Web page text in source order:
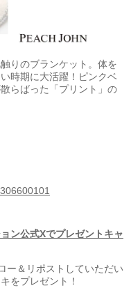
りのブランケット。体を
時期に大活躍！ピンクベ
らばった「プリント」の
ン公式Xでプレゼントキャ
ー＆リポストしていただい
をプレゼント！